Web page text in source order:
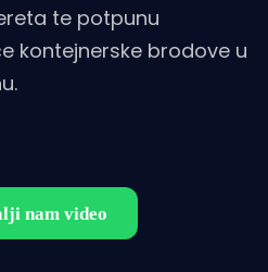
te potpunu
kontejnerske brodove u